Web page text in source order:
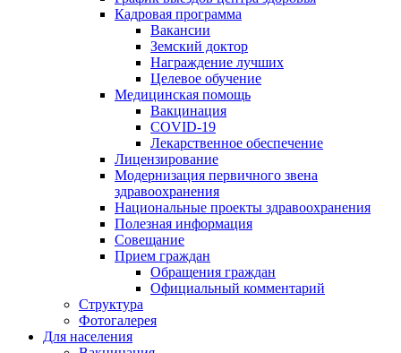
Кадровая программа
Вакансии
Земский доктор
Награждение лучших
Целевое обучение
Медицинская помощь
Вакцинация
COVID-19
Лекарственное обеспечение
Лицензирование
Модернизация первичного звена
здравоохранения
Национальные проекты здравоохранения
Полезная информация
Совещание
Прием граждан
Обращения граждан
Официальный комментарий
Структура
Фотогалерея
Для населения